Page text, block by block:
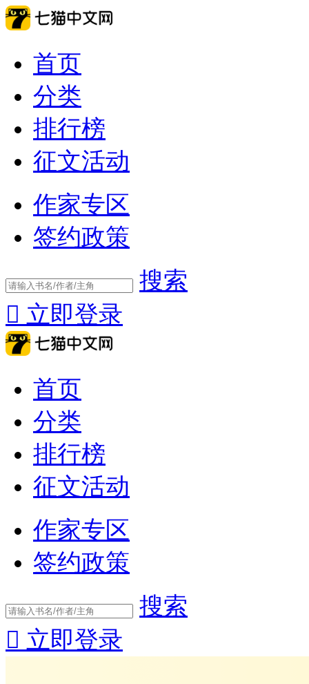
首页
分类
排行榜
征文活动
作家专区
签约政策
搜索
 立即登录
首页
分类
排行榜
征文活动
作家专区
签约政策
搜索
 立即登录